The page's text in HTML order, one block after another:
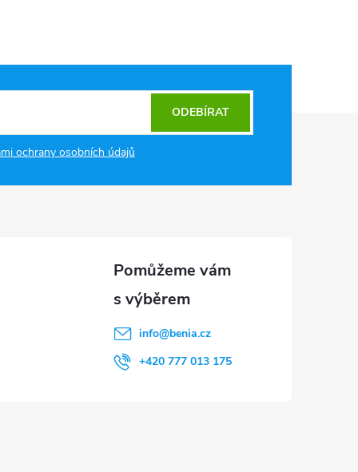
ochrany osobních údajů
ODEBÍRAT
info@benia.cz
+420 777 013 175